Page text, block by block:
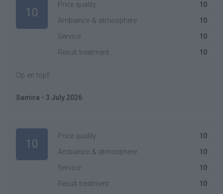
10
Price quality
10
Ambiance & atmosphere
10
Service
10
Result treatment
10
Op en top!!
Samira - 3 July 2026
10
Price quality
10
Ambiance & atmosphere
10
Service
10
Result treatment
10